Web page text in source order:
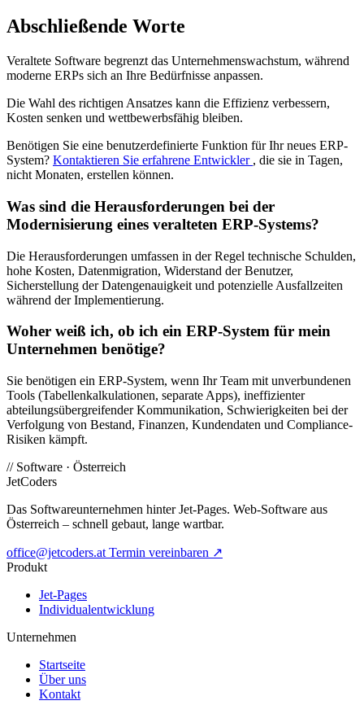
Abschließende Worte
Veraltete Software begrenzt das Unternehmenswachstum, während
moderne ERPs sich an Ihre Bedürfnisse anpassen.
Die Wahl des richtigen Ansatzes kann die Effizienz verbessern,
Kosten senken und wettbewerbsfähig bleiben.
Benötigen Sie eine benutzerdefinierte Funktion für Ihr neues ERP-
System? Kontaktieren Sie erfahrene Entwickler , die sie in Tagen,
nicht Monaten, erstellen können.
Was sind die Herausforderungen bei der
Modernisierung eines veralteten ERP-Systems?
Die Herausforderungen umfassen in der Regel technische Schulden,
hohe Kosten, Datenmigration, Widerstand der Benutzer,
Sicherstellung der Datengenauigkeit und potenzielle Ausfallzeiten
während der Implementierung.
Woher weiß ich, ob ich ein ERP-System für mein
Unternehmen benötige?
Sie benötigen ein ERP-System, wenn Ihr Team mit unverbundenen
Tools (Tabellenkalkulationen, separate Apps), ineffizienter
abteilungsübergreifender Kommunikation, Schwierigkeiten bei der
Verfolgung von Bestand, Finanzen, Kundendaten und Compliance-
Risiken kämpft.
// Software · Österreich
JetCoders
Das Softwareunternehmen hinter Jet-Pages. Web-Software aus
Österreich – schnell gebaut, lange wartbar.
office@jetcoders.at Termin vereinbaren ↗
Produkt
Jet-Pages
Individualentwicklung
Unternehmen
Startseite
Über uns
Kontakt